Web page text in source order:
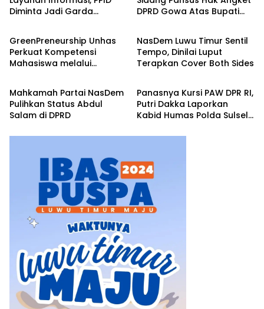
Diminta Jadi Garda
DPRD Gowa Atas Bupati
Input Politik
GreenPreneurship Unhas
Perkuat Kompetensi
Mahasiswa melalui
Input Politik
NasDem Luwu Timur Sentil
Tempo, Dinilai Luput
Terapkan Cover Both Sides
Input Politik
Mahkamah Partai NasDem
Pulihkan Status Abdul
Salam di DPRD
Input Politik
Panasnya Kursi PAW DPR RI,
Putri Dakka Laporkan
Kabid Humas Polda Sulsel